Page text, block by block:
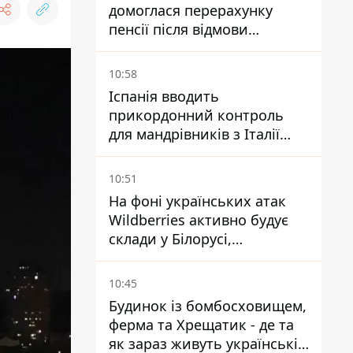
домоглася перерахунку
пенсії після відмови
Пенсійного фонду
10:58
Іспанія вводить
прикордонний контроль
для мандрівників з Італії
через міграційний конфлікт
10:51
На фоні українських атак
Wildberries активно будує
склади у Білорусі,
Казахстані, Узбекистані
10:45
Будинок із бомбосховищем,
ферма та Хрещатик - де та
як зараз живуть українські